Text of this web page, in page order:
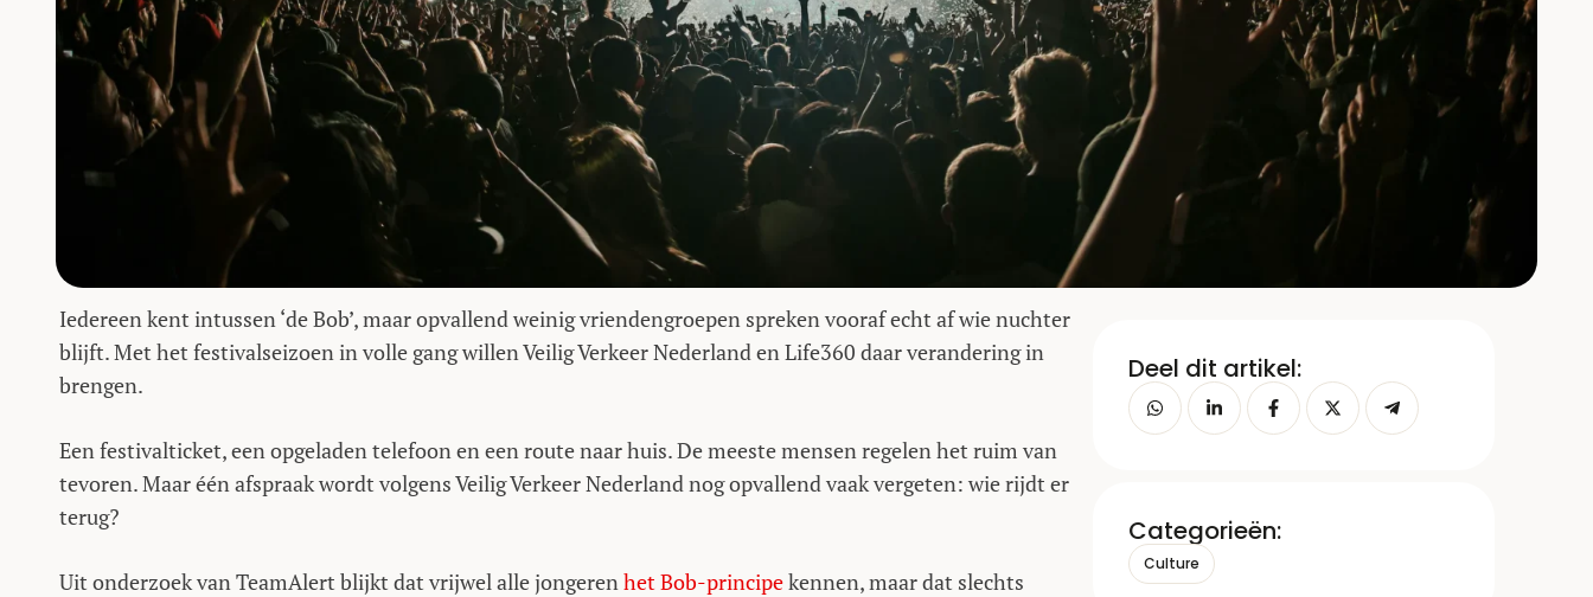
Iedereen kent intussen ‘de Bob’, maar opvallend weinig vriendengroepen spreken vooraf echt af wie nuchter
blijft. Met het festivalseizoen in volle gang willen Veilig Verkeer Nederland en Life360 daar verandering in
brengen.
Een festivalticket, een opgeladen telefoon en een route naar huis. De meeste mensen regelen het ruim van
tevoren. Maar één afspraak wordt volgens Veilig Verkeer Nederland nog opvallend vaak vergeten: wie rijdt er
terug?
Uit onderzoek van TeamAlert blijkt dat vrijwel alle jongerenhet Bob-principekennen, maar dat slechts
Deel dit artikel:
Categorieën:
Culture